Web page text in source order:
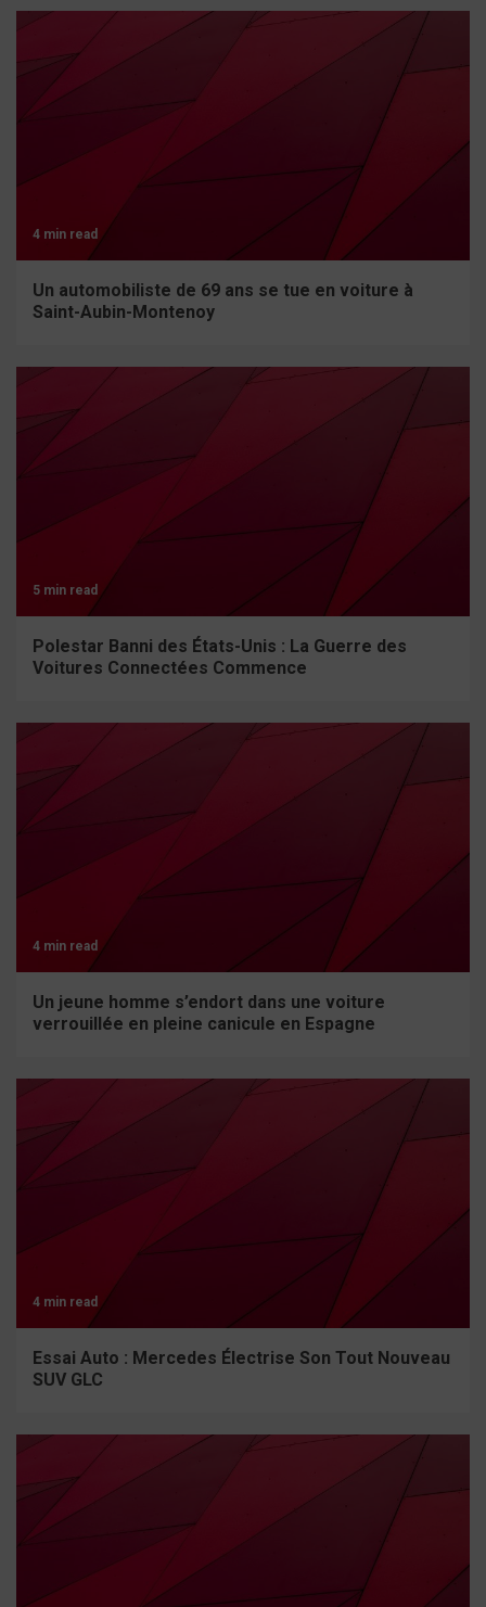
4 min read
Un automobiliste de 69 ans se tue en voiture à
Saint-Aubin-Montenoy
5 min read
Polestar Banni des États-Unis : La Guerre des
Voitures Connectées Commence
4 min read
Un jeune homme s’endort dans une voiture
verrouillée en pleine canicule en Espagne
4 min read
Essai Auto : Mercedes Électrise Son Tout Nouveau
SUV GLC